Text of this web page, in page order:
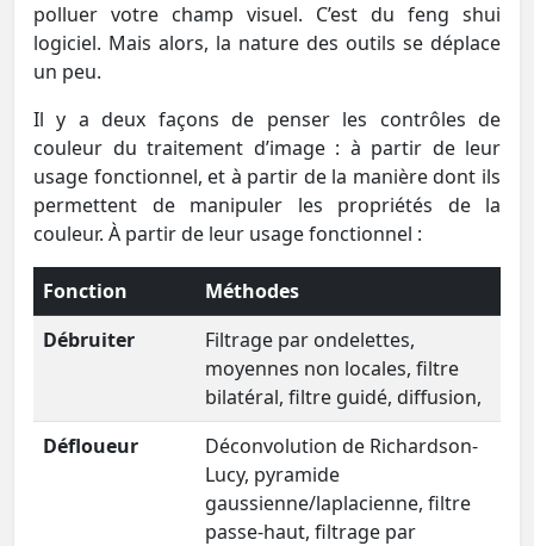
polluer votre champ visuel. C’est du feng shui
logiciel. Mais alors, la nature des outils se déplace
un peu.
Il y a deux façons de penser les contrôles de
couleur du traitement d’image : à partir de leur
usage fonctionnel, et à partir de la manière dont ils
permettent de manipuler les propriétés de la
couleur. À partir de leur usage fonctionnel :
Fonction
Méthodes
Débruiter
Filtrage par ondelettes,
moyennes non locales, filtre
bilatéral, filtre guidé, diffusion,
Défloueur
Déconvolution de Richardson-
Lucy, pyramide
gaussienne/laplacienne, filtre
passe-haut, filtrage par